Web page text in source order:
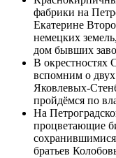
фабрики на
Екатерине
немецких
дом бывших
В окрестностях
вспомним о
Яковлевых-
пройдёмся по
На
процветающие
братьев